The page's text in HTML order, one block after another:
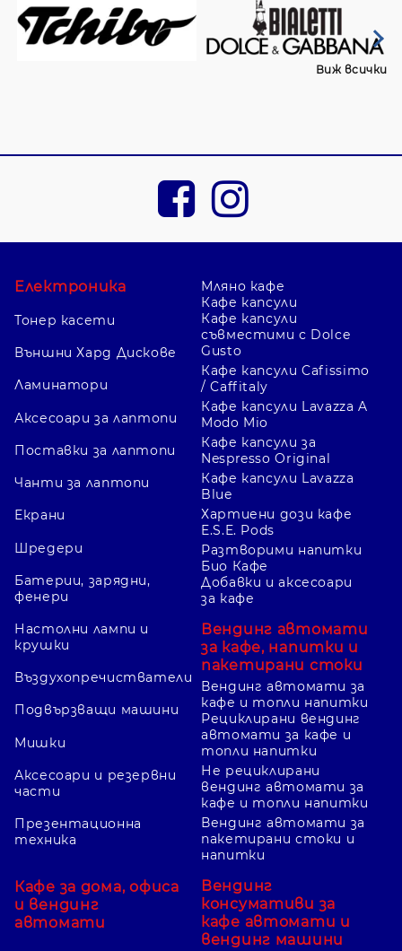
Виж всички
Електроника
Тонер касети
Външни Хард Дискове
Ламинатори
Аксесоари за лаптопи
Поставки за лаптопи
Чанти за лаптопи
Екрани
Шредери
Батерии, зарядни,
фенери
Настолни лампи и
крушки
Въздухопречистватели
Подвързващи машини
Мишки
Аксесоари и резервни
части
Презентационна
техника
Кафе за дома, офиса
и вендинг
автомати
Мляно кафе
Кафе капсули
Кафе капсули
съвместими с Dolce
Gusto
Кафе капсули Cafissimo
/ Caffitaly
Кафе капсули Lavazza A
Modo Mio
Кафе капсули за
Nespresso Original
Кафе капсули Lavazza
Blue
Хартиени дози кафе
E.S.E. Pods
Разтворими напитки
Био Кафе
Добавки и аксесоари
за кафе
Вендинг автомати
за кафе, напитки и
пакетирани стоки
Вендинг автомати за
кафе и топли напитки
Рециклирани вендинг
автомати за кафе и
топли напитки
Не рециклирани
вендинг автомати за
кафе и топли напитки
Вендинг автомати за
пакетирани стоки и
напитки
Вендинг
консумативи за
кафе автомати и
вендинг машини